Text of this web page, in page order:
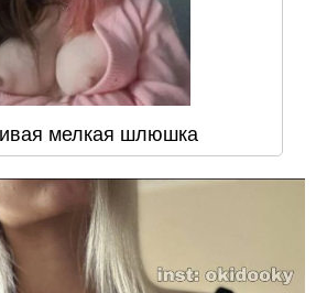
мелкая шлюшка